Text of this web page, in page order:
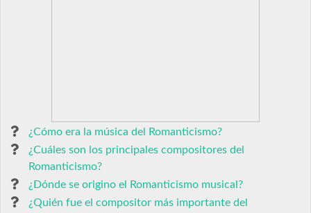
¿Cómo era la música del Romanticismo?
¿Cuáles son los principales compositores del
Romanticismo?
¿Dónde se origino el Romanticismo musical?
¿Quién fue el compositor más importante del